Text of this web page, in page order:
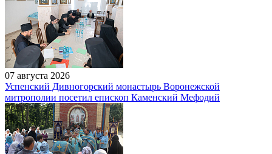
07 августа 2026
Успенский Дивногорский монастырь Воронежской
митрополии посетил епископ Каменский Мефодий